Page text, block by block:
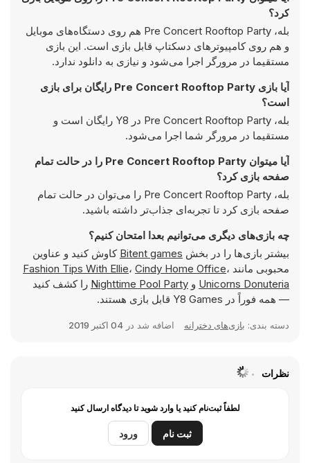
کرد؟
بله، Pre Concert Rooftop Party هم روی دستگاه‌های موبایل
و هم روی کامپیوترهای دسکتاپ قابل بازی است. این بازی
مستقیما در مرورگر اجرا می‌شود و نیازی به دانلود ندارد.
آیا بازی Pre Concert Rooftop Party رایگان برای بازی
است؟
بله، Pre Concert Rooftop Party در Y8 رایگان است و
مستقیما در مرورگر شما اجرا می‌شود.
آیا میتوان Pre Concert Rooftop Party را در حالت تمام
صفحه بازی کرد؟
بله، Pre Concert Rooftop Party را می‌توان در حالت تمام
صفحه بازی کرد تا تجربه‌ای جذاب‌تر داشته باشید.
چه بازی‌های دیگری می‌توانیم بعدا امتحان کنیم؟
بیشتر بازی‌ها را در بخش Bitent games کاوش کنید و عناوین
محبوبی مانند
Fashion Tips With Ellie، Cindy Home Office،
Unicorns Donuteria و Nighttime Pool Party را کشف کنید
— همه فوراً در Y8 Games قابل بازی هستند.
دسته بندی: بازی‌های دخترانه اضافه شد در 04 اکتبر 2019
نظرات
لطفاً ثبت‌نام کنید یا وارد شوید تا دیدگاه ارسال کنید
ثبت نام ورود